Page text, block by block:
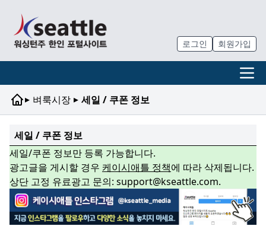
로그인 회원가입
▸ 벼룩시장 ▸ 세일 / 쿠폰 정보
세일 / 쿠폰 정보
세일/쿠폰 정보만 등록 가능합니다.
광고글을 게시할 경우 케이시애틀 정책에 따라 삭제됩니다.
상단 고정 유료광고 문의: support@kseattle.com.